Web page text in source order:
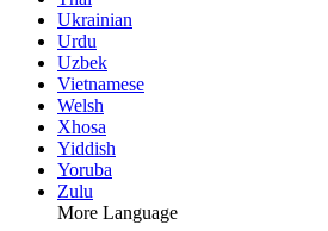
Ukrainian
Urdu
Uzbek
Vietnamese
Welsh
Xhosa
Yiddish
Yoruba
Zulu
More Language